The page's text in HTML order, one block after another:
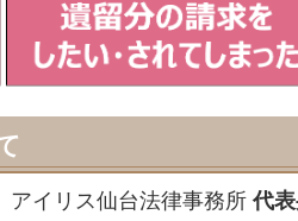
アイリス仙台法律事務所代